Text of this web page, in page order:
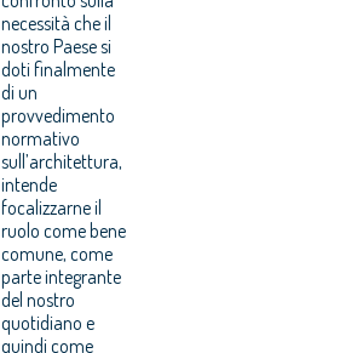
necessità che il
nostro Paese si
doti finalmente
di un
provvedimento
normativo
sull’architettura,
intende
focalizzarne il
ruolo come bene
comune, come
parte integrante
del nostro
quotidiano e
quindi come